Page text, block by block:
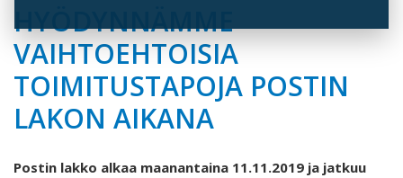
HYÖDYNNÄMME
VAIHTOEHTOISIA
TOIMITUSTAPOJA POSTIN
LAKON AIKANA
Postin lakko alkaa maanantaina 11.11.2019 ja jatkuu